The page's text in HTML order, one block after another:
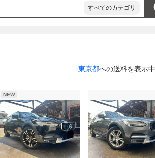
すべてのカテゴリ
東京都への送料を表示中
NEW